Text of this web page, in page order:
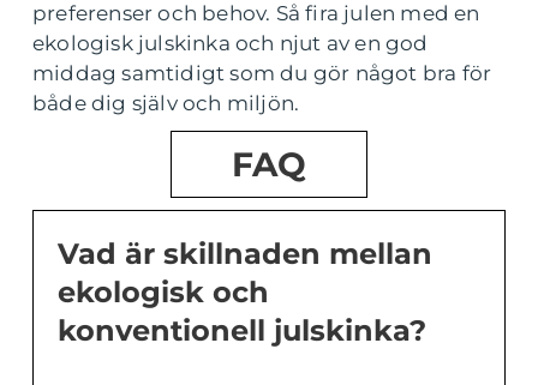
preferenser och behov. Så fira julen med en
ekologisk julskinka och njut av en god
middag samtidigt som du gör något bra för
både dig själv och miljön.
FAQ
Vad är skillnaden mellan
ekologisk och
konventionell julskinka?